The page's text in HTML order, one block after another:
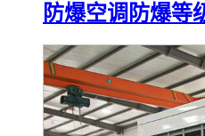
防爆空调防爆等